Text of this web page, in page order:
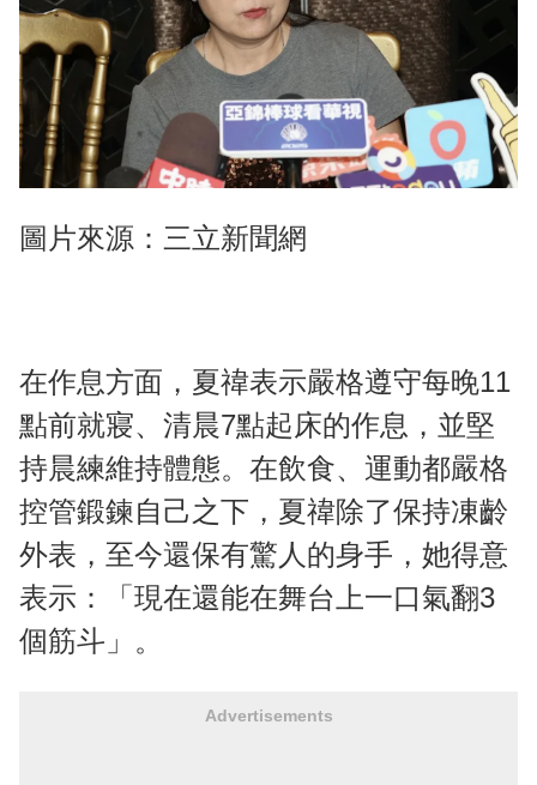
圖片來源：三立新聞網
在作息方面，夏禕表示嚴格遵守每晚11
點前就寢、清晨7點起床的作息，並堅
持晨練維持體態。在飲食、運動都嚴格
控管鍛鍊自己之下，夏禕除了保持凍齡
外表，至今還保有驚人的身手，她得意
表示：「現在還能在舞台上一口氣翻3
個筋斗」。
Advertisements